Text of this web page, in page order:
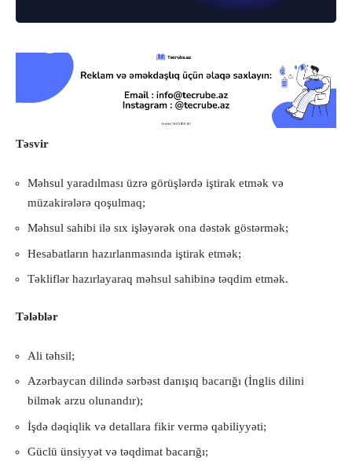
Təsvir
Məhsul yaradılması üzrə görüşlərdə iştirak etmək və
müzakirələrə qoşulmaq;
Məhsul sahibi ilə sıx işləyərək ona dəstək göstərmək;
Hesabatların hazırlanmasında iştirak etmək;
Təkliflər hazırlayaraq məhsul sahibinə təqdim etmək.
Tələblər
Ali təhsil;
Azərbaycan dilində sərbəst danışıq bacarığı (İnglis dilini
bilmək arzu olunandır);
İşdə dəqiqlik və detallara fikir vermə qabiliyyəti;
Güclü ünsiyyət və təqdimat bacarığı;